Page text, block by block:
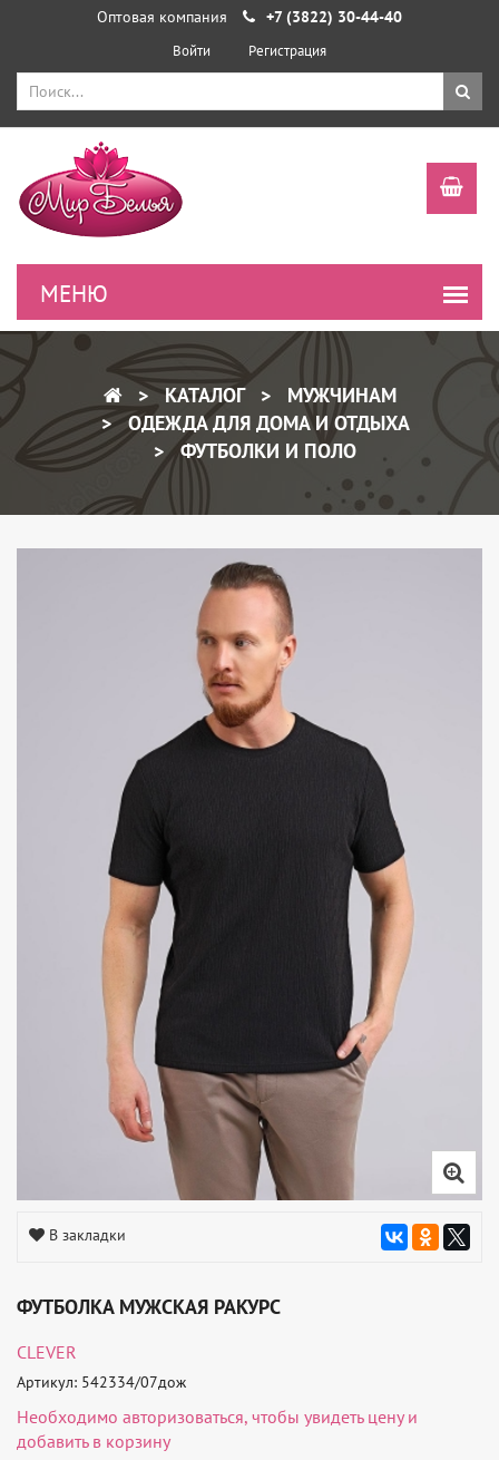
Оптовая компания +7 (3822) 30-44-40
Войти Регистрация
КАТАЛОГ
МУЖЧИНАМ
ОДЕЖДА ДЛЯ ДОМА И ОТДЫХА
ФУТБОЛКИ И ПОЛО
В закладки
ФУТБОЛКА МУЖСКАЯ РАКУРС
CLEVER
Артикул: 542334/07дож
Необходимо авторизоваться, чтобы увидеть цену и
добавить в корзину